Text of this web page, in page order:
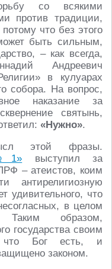
со всякими
против традиции,
что без этого
быть сильным,
– как всегда,
Андреевич
в кулуарах
собора. На вопрос,
наказание за
святынь,
«Нужно».
этой фразы.
выступил за
– атеистов, коим
антирелигиозную
удивительного, что
в целом
образом,
государства своим
что Бог есть, и
законом.